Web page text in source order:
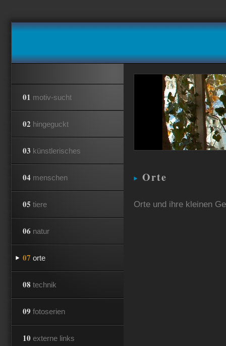
01 motiv-sucht
02 hingeguckt
03 künstlerisches
04 menschen
05 tiere
06 natur
07 orte
08 technik
09 fotoserien
10 externe links
Orte
Orte und ihre kleinen